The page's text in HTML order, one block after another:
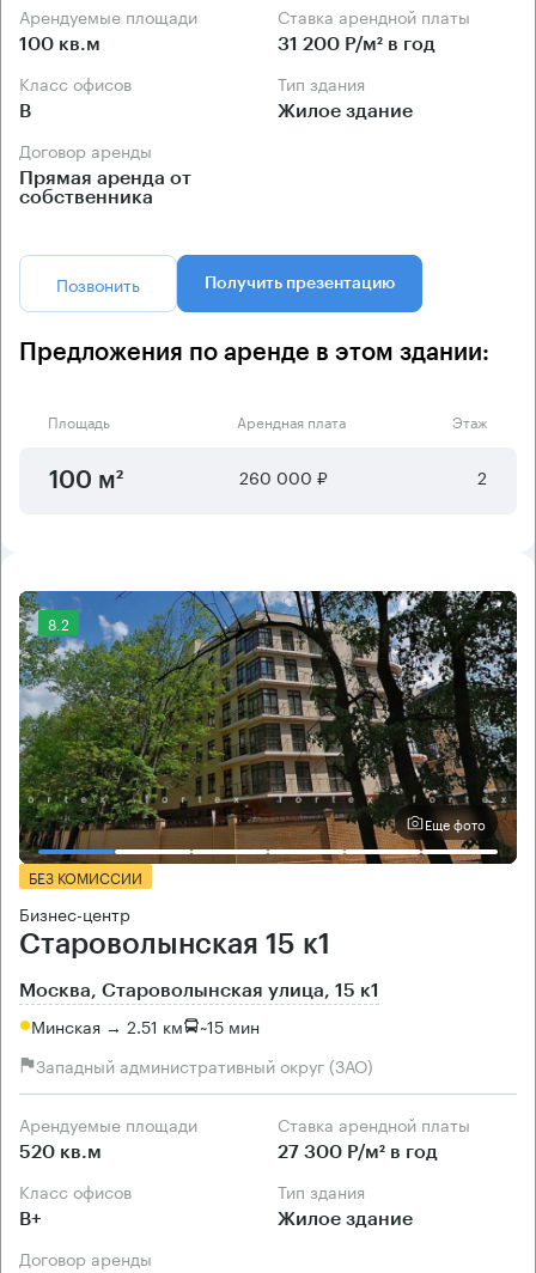
Арендуемые площади
100 кв.м
Ставка арендной платы
31 200 Р/м² в год
Класс офисов
B
Тип здания
Жилое здание
Договор аренды
Прямая аренда от
собственника
Позвонить Получить презентацию
Предложения по аренде в этом здании:
Площадь Арендная плата Этаж
100 м² 260 000 ₽ 2
8.2
Еще фото
БЕЗ КОМИССИИ
Бизнес-центр
Староволынская 15 к1
Москва, Староволынская улица, 15 к1
Минская → 2.51 км ~15 мин
Западный административный округ (ЗАО)
Арендуемые площади
520 кв.м
Ставка арендной платы
27 300 Р/м² в год
Класс офисов
B+
Тип здания
Жилое здание
Договор аренды